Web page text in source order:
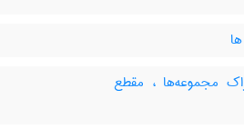
مجموعه‌ها ، مقطع